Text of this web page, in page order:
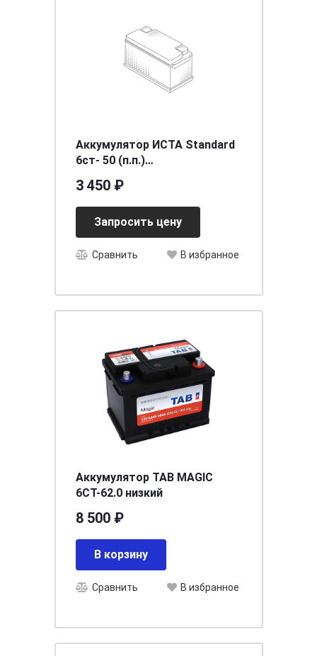
Аккумулятор ИСТА Standard
6ст- 50 (п.п.)
3 450 ₽
Запросить цену
Сравнить В избранное
Аккумулятор TAB MAGIC
6СТ-62.0 низкий
8 500 ₽
В корзину
Сравнить В избранное